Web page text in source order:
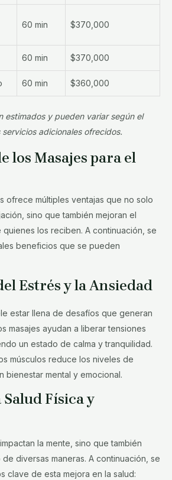
60 min $370,000
60 min $370,000
60 min $360,000
estimados y pueden variar según el
adicionales ofrecidos.
los Masajes para el
ofrece múltiples ventajas que no solo
sino que también mejoran el
los reciben. A continuación, se
beneficios que se pueden
Estrés y la Ansiedad
estar llena de desafíos que generan
masajes ayudan a liberar tensiones
un estado de calma y tranquilidad.
músculos reduce los niveles de
bienestar mental y emocional.
Física y
la mente, sino que también
diversas maneras. A continuación, se
clave de esta mejora en la salud: